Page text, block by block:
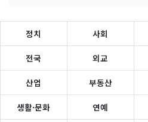
정치 사회
전국 외교
산업 부동산
생활·문화 연예